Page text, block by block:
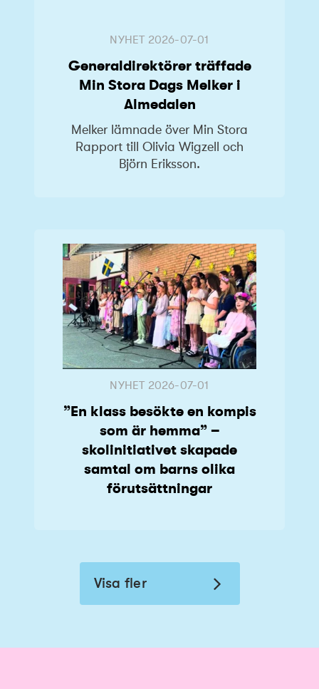
NYHET 2026-07-01
Generaldirektörer träffade
Min Stora Dags Melker i
Almedalen
Melker lämnade över Min Stora
Rapport till Olivia Wigzell och
Björn Eriksson.
NYHET 2026-07-01
”En klass besökte en kompis
som är hemma” –
skolinitiativet skapade
samtal om barns olika
förutsättningar
Visa fler